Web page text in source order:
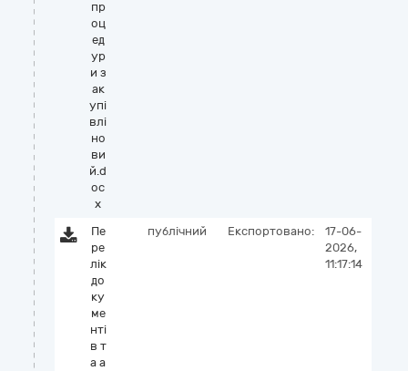
пр
оц
ед
ур
и з
ак
упі
влі
но
ви
й.d
oc
x
Пе
ре
лік
до
ку
ме
нті
в т
а а
публічний Експортовано:
17-06-
2026,
11:17:14